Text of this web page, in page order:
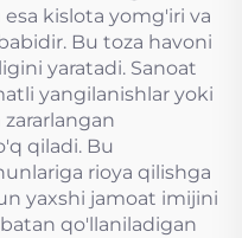
kislota yomg'iri va
Bu toza havoni
yaratadi. Sanoat
yangilanishlar yoki
qiladi. Bu
rioya qilishga
yaxshi jamoat imijini
qo'llaniladigan